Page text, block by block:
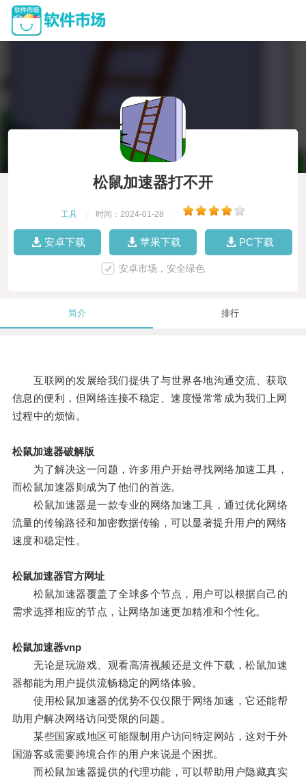
松鼠加速器打不开
工具 时间：2024-01-28
安卓下载 苹果下载 PC下载
安卓市场，安全绿色
简介 排行
互联网的发展给我们提供了与世界各地沟通交流、获取
信息的便利，但网络连接不稳定、速度慢常常成为我们上网
过程中的烦恼。
松鼠加速器破解版
为了解决这一问题，许多用户开始寻找网络加速工具，
而松鼠加速器则成为了他们的首选。
松鼠加速器是一款专业的网络加速工具，通过优化网络
流量的传输路径和加密数据传输，可以显著提升用户的网络
速度和稳定性。
松鼠加速器官方网址
松鼠加速器覆盖了全球多个节点，用户可以根据自己的
需求选择相应的节点，让网络加速更加精准和个性化。
松鼠加速器vnp
无论是玩游戏、观看高清视频还是文件下载，松鼠加速
器都能为用户提供流畅稳定的网络体验。
使用松鼠加速器的优势不仅仅限于网络加速，它还能帮
助用户解决网络访问受限的问题。
某些国家或地区可能限制用户访问特定网站，这对于外
国游客或需要跨境合作的用户来说是个困扰。
而松鼠加速器提供的代理功能，可以帮助用户隐藏真实